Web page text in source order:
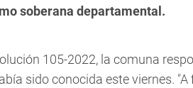
soberana departamental.
105-2022, la comuna
sido conocida este viernes.